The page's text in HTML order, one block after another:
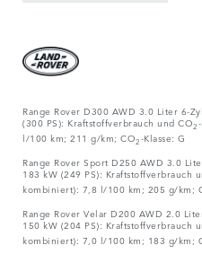
Range Rover D300 AWD 3.0 Liter 6-
(300 PS): Kraftstoffverbrauch und CO2
l/100 km; 211 g/km; CO2-Klasse: G
Range Rover Sport D250 AWD 3.0
183 kW (249 PS): Kraftstoffverbrauch
kombiniert): 7,8 l/100 km; 205 g/km;
Range Rover Velar D200 AWD 2.0
150 kW (204 PS): Kraftstoffverbrauch
kombiniert): 7,0 l/100 km; 183 g/km;